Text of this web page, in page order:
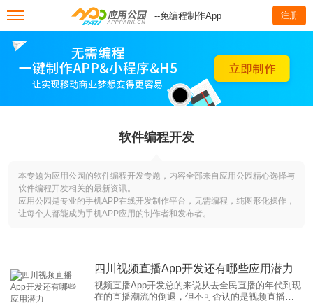
--免编程制作App 注册
软件编程开发
本专题为应用公园的软件编程开发专题，内容全部来自应用公园精心选择与
软件编程开发相关的最新资讯。
应用公园是专业的手机APP在线开发制作平台，无需编程，纯图形化操作，
让每个人都能成为手机APP应用的制作者和发布者。
四川视频直播App开发还有哪些应用潜力
视频直播App开发总的来说从去全民直播的年代到现
在的直播潮流的倒退，但不可否认的是视频直播带